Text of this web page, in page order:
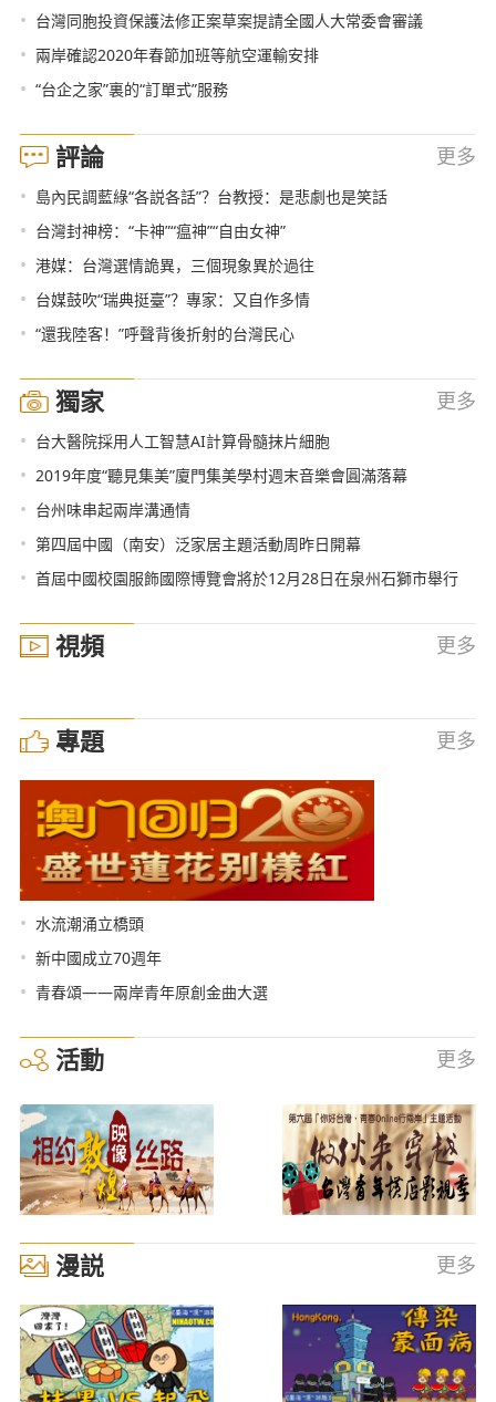
• 台灣同胞投資保護法修正案草案提請全國人大常委會審議
• 兩岸確認2020年春節加班等航空運輸安排
• “台企之家”裏的“訂單式”服務
評論 更多
• 島內民調藍綠“各説各話”？台教授：是悲劇也是笑話
• 台灣封神榜：“卡神”“瘟神”“自由女神”
• 港媒：台灣選情詭異，三個現象異於過往
• 台媒鼓吹“瑞典挺臺”？專家：又自作多情
• “還我陸客！”呼聲背後折射的台灣民心
獨家 更多
• 台大醫院採用人工智慧AI計算骨髓抹片細胞
• 2019年度“聽見集美”廈門集美學村週末音樂會圓滿落幕
• 台州味串起兩岸溝通情
• 第四屆中國（南安）泛家居主題活動周昨日開幕
• 首屆中國校園服飾國際博覽會將於12月28日在泉州石獅市舉行
視頻 更多
專題 更多
• 水流潮涌立橋頭
• 新中國成立70週年
• 青春頌——兩岸青年原創金曲大選
活動 更多
漫説 更多